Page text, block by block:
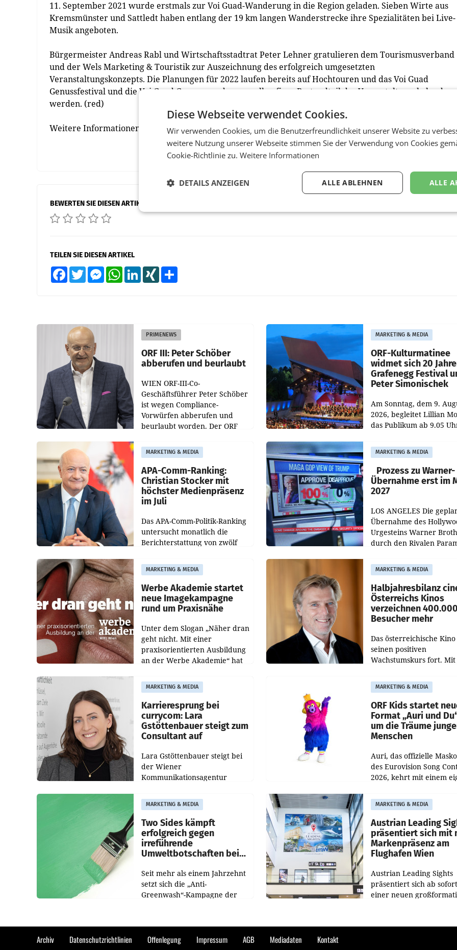
11. September 2021 wurde erstmals zur Voi Guad-Wanderung in die Region geladen. Sieben Wirte aus
Kremsmünster und Sattledt haben entlang der 19 km langen Wanderstrecke ihre Spezialitäten bei Live-
Musik angeboten.
Bürgermeister Andreas Rabl und Wirtschaftsstadtrat Peter Lehner gratulieren dem Tourismusverband
und der Wels Marketing & Touristik zur Auszeichnung des erfolgreich umgesetzten
Veranstaltungskonzepts. Die Planungen für 2022 laufen bereits auf Hochtouren und das Voi Guad
Genussfestival und die Voi Guad Genusswanderung sollen fixer Bestandteil des Veranstaltungskalenders
werden. (red)
Weitere Informationen: https://www.oberoesterreich-tourismus.at/notos2021.html
BEWERTEN SIE DIESEN ARTIKEL
TEILEN SIE DIESEN ARTIKEL
FacebookTwitter MessengerWhatsAppLinkedInXING
PRIMENEWS
ORF III: Peter Schöber
abberufen und beurlaubt
WIEN ORF-III-Co-
Geschäftsführer Peter Schöber
ist wegen Compliance-
Vorwürfen abberufen und
beurlaubt worden. Der ORF
entsprechende
Medienberichte.
MARKETING & MEDIA
ORF-Kulturmatinee
widmet sich 20
Grafenegg Festival
Peter Simonischek
Am Sonntag, dem 9.
2026, begleitet Lillian
das Publikum ab 9.05
„Kulturmatinee“. Die
startet mit der
„20 Jahre Grafenegg
MARKETING & MEDIA
APA-Comm-Ranking:
Christian Stocker mit
höchster Medienpräsenz
im Juli
Das APA-Comm-Politik-Ranking
untersucht monatlich die
Berichterstattung von zwölf
Tageszeitungen und analysiert,
welche Politikerinnen und
Politiker Österreichs die
MARKETING & MEDIA
Prozess zu Warner-
Übernahme erst im
2027
LOS ANGELES Die
Übernahme des
Urgesteins Warner
durch den Rivalen
Schwebe bleiben. Eine
Richterin setzte den
MARKETING & MEDIA
Werbe Akademie startet
neue Imagekampagne
rund um Praxisnähe
Unter dem Slogan „Näher dran
geht nicht. Mit einer
praxisorientierten Ausbildung
an der Werbe Akademie“ hat
WIFI Wien eine neue
Imagekampagne gestartet.
MARKETING & MEDIA
Halbjahresbilanz
Österreichs Kinos
verzeichnen 400.000
Besucher mehr
Das österreichische Kino
seinen positiven
Wachstumskurs fort.
und Besucher höheren
Nettoreichweite im ersten
Halbjahr 2026
MARKETING & MEDIA
Karrieresprung bei
currycom: Lara
Gstöttenbauer steigt zum
Consultant auf
Lara Gstöttenbauer steigt bei
der Wiener
Kommunikationsagentur
partners zum Consultant auf.
Die 27-jährige Beraterin
betreut Kundinnen und
Kunden in den Bereichen
MARKETING & MEDIA
ORF Kids startet
Format „Auri und
um die Träume
Menschen
Auri, das offizielle
des Eurovision Song
2026, kehrt mit einem
zurück. In der neuen
„Auri und Du“ bei ORF
steht
MARKETING & MEDIA
Two Sides kämpft
erfolgreich gegen
irreführende
Umweltbotschaften beim
Seit mehr als einem Jahrzehnt
setzt sich die „Anti-
Greenwash“-Kampagne der
bei Papierkommunikation und
papierbasierten Verpackungen
MARKETING & MEDIA
Austrian Leading
präsentiert sich mit
Markenpräsenz am
Flughafen Wien
Austrian Leading Sights
präsentiert sich ab
einer neuen
Wien. Die Präsenz
Archiv Datenschutzrichtlinien Offenlegung Impressum AGB Mediadaten Kontakt
Diese Webseite verwendet Cookies.
Wir verwenden Cookies, um die Benutzerfreundlichkeit unserer Website zu
weitere Nutzung unserer Webseite stimmen Sie der Verwendung von Cookies
Cookie-Richtlinie zu. Weitere Informationen
ALLE
ALLE ABLEHNEN
DETAILS ANZEIGEN